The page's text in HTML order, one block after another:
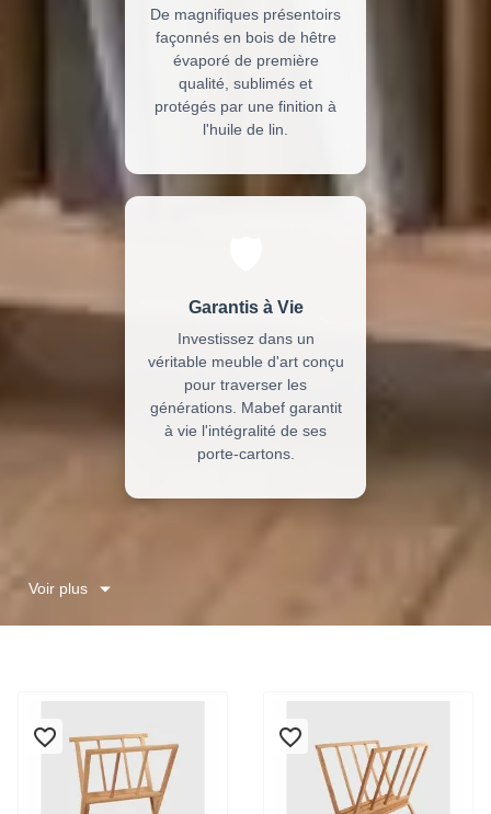
De magnifiques présentoirs
façonnés en bois de hêtre
évaporé de première
qualité, sublimés et
protégés par une finition à
l'huile de lin.
Garantis à Vie
Investissez dans un
véritable meuble d'art conçu
pour traverser les
générations. Mabef garantit
à vie l'intégralité de ses
porte-cartons.
Voir plus
favorite_border favorite_border